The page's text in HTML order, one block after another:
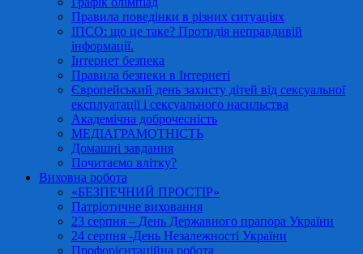
Правила поведінки в різних ситуаціях
ІПСО: що це таке? Протидія неправдивій
інформації.
Інтернет безпека
Правила безпеки в Інтернеті
Європейський день захисту дітей від сексуальної
експлуатації і сексуального насильства
Академічна доброчесність
МЕДІАГРАМОТНІСТЬ
Домашні завдання
Почитаємо влітку?
Виховна робота
«БЕЗПЕЧНИЙ ПРОСТІР»
Патріотичне виховання
23 серпня – День Державного прапора України
24 серпня -День Незалежності України
Профорієнтаційна робота